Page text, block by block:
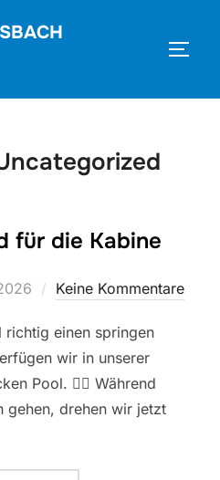
für die Kabine
Keine Kommentare
richtig einen springen
wir in unserer
Pool. 🏊‍♂️ Während
gehen, drehen wir jetzt